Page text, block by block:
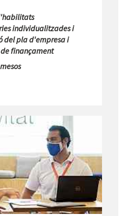
individualitzades i
del pla d'empresa i
finançament